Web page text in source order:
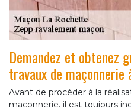
Demandez et obtenez
travaux de maçonnerie
Avant de procéder à la
maçonnerie, il est toujours